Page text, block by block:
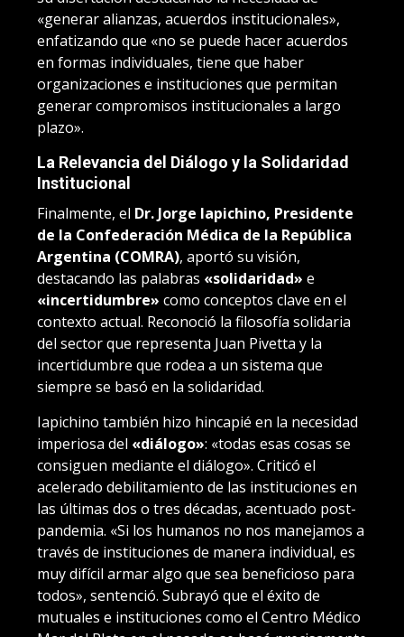
«generar alianzas, acuerdos institucionales»,
enfatizando que «no se puede hacer acuerdos
en formas individuales, tiene que haber
organizaciones e instituciones que permitan
generar compromisos institucionales a largo
plazo».
La Relevancia del Diálogo y la Solidaridad
Institucional
Finalmente, el Dr. Jorge Iapichino, Presidente
de la Confederación Médica de la República
Argentina (COMRA), aportó su visión,
destacando las palabras «solidaridad» e
«incertidumbre» como conceptos clave en el
contexto actual. Reconoció la filosofía solidaria
del sector que representa Juan Pivetta y la
incertidumbre que rodea a un sistema que
siempre se basó en la solidaridad.
Iapichino también hizo hincapié en la necesidad
imperiosa del «diálogo»: «todas esas cosas se
consiguen mediante el diálogo». Criticó el
acelerado debilitamiento de las instituciones en
las últimas dos o tres décadas, acentuado post-
pandemia. «Si los humanos no nos manejamos a
través de instituciones de manera individual, es
muy difícil armar algo que sea beneficioso para
todos», sentenció. Subrayó que el éxito de
mutuales e instituciones como el Centro Médico